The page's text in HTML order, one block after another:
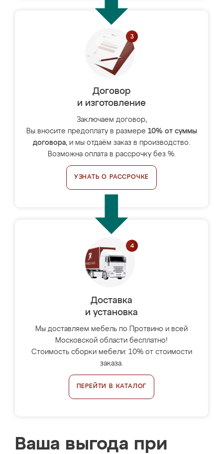
Договор
и изготовление
Заключаем договор,
Вы вносите предоплату в размере 10% от суммы
договора, и мы отдаём заказ в производство.
Возможна оплата в рассрочку без %.
УЗНАТЬ О РАССРОЧКЕ
Доставка
и установка
Мы доставляем мебель по Протвино и всей
Московской области бесплатно!
Стоимость сборки мебели: 10% от стоимости
заказа.
ПЕРЕЙТИ В КАТАЛОГ
Ваша выгода при